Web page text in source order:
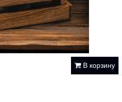
В корзину